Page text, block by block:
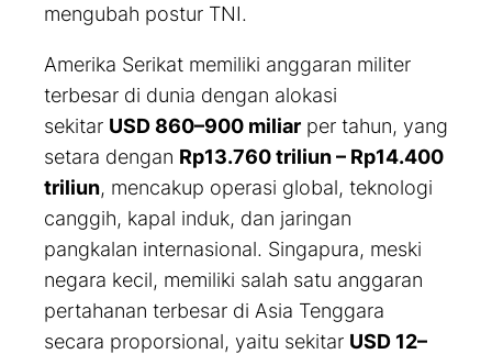
mengubah postur TNI.
Amerika Serikat memiliki anggaran militer
terbesar di dunia dengan alokasi
sekitar USD 860–900 miliar per tahun, yang
setara dengan Rp13.760 triliun – Rp14.400
triliun, mencakup operasi global, teknologi
canggih, kapal induk, dan jaringan
pangkalan internasional. Singapura, meski
negara kecil, memiliki salah satu anggaran
pertahanan terbesar di Asia Tenggara
secara proporsional, yaitu sekitar USD 12–